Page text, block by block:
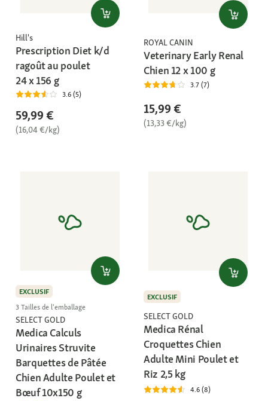
Hill's
Prescription Diet k/d
ragoût au poulet
24 x 156 g
3.6 (5)
59,99 €
(16,04 €/kg)
ROYAL CANIN
Veterinary Early Renal
Chien 12 x 100 g
3.7 (7)
15,99 €
(13,33 €/kg)
EXCLUSIF
3 Tailles de l'emballage
SELECT GOLD
Medica Calculs
Urinaires Struvite
Barquettes de Pâtée
Chien Adulte Poulet et
Bœuf 10x150 g
EXCLUSIF
SELECT GOLD
Medica Rénal
Croquettes Chien
Adulte Mini Poulet et
Riz 2,5 kg
4.6 (8)